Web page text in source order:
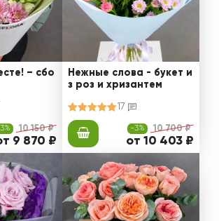
– сбо
10 150 ₽
9 870 ₽
Нежные слова - букет и
з роз и хризантем
17
-3% 10 700 ₽
от 10 403 ₽